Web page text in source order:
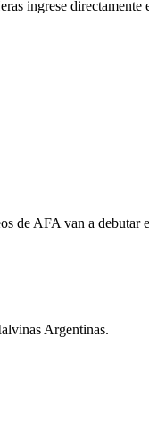
ingrese directamente
de AFA van a debutar
Argentinas.